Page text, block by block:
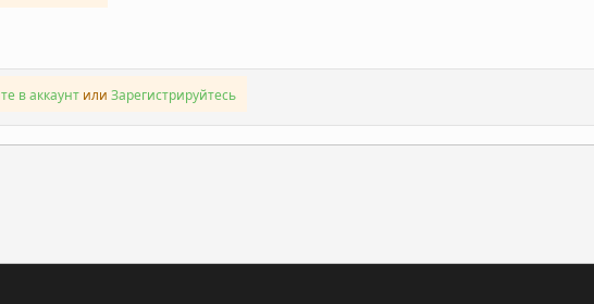
в аккаунт или Зарегистрируйтесь
почта